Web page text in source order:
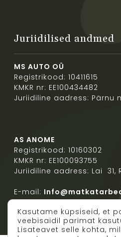
Juriidilised andmed
MS AUTO OÜ
Registrikood: 10411615
KMKR nr: EE100434482
Juriidiline aadress: Pärnu
AS ANOME
Registrikood: 10160302
KMKR nr: EE100093755
Juriidiline aadress: Lai 31,
E-mail:
Kasutame küpsiseid, et
veebisaidil parimat
Lisateavet selle kohta,